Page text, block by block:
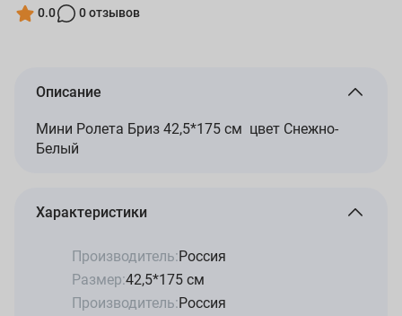
0.0 0 отзывов
Описание
Мини Ролета Бриз 42,5*175 см цвет Снежно-
Белый
Характеристики
Производитель:Россия
Размер:42,5*175 см
Производитель:Россия